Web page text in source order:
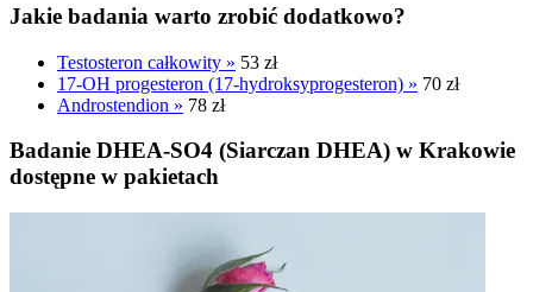
Jakie badania warto zrobić dodatkowo?
Testosteron całkowity » 53 zł
17-OH progesteron (17-hydroksyprogesteron) » 70 zł
Androstendion » 78 zł
Badanie DHEA-SO4 (Siarczan DHEA) w Krakowie
dostępne w pakietach